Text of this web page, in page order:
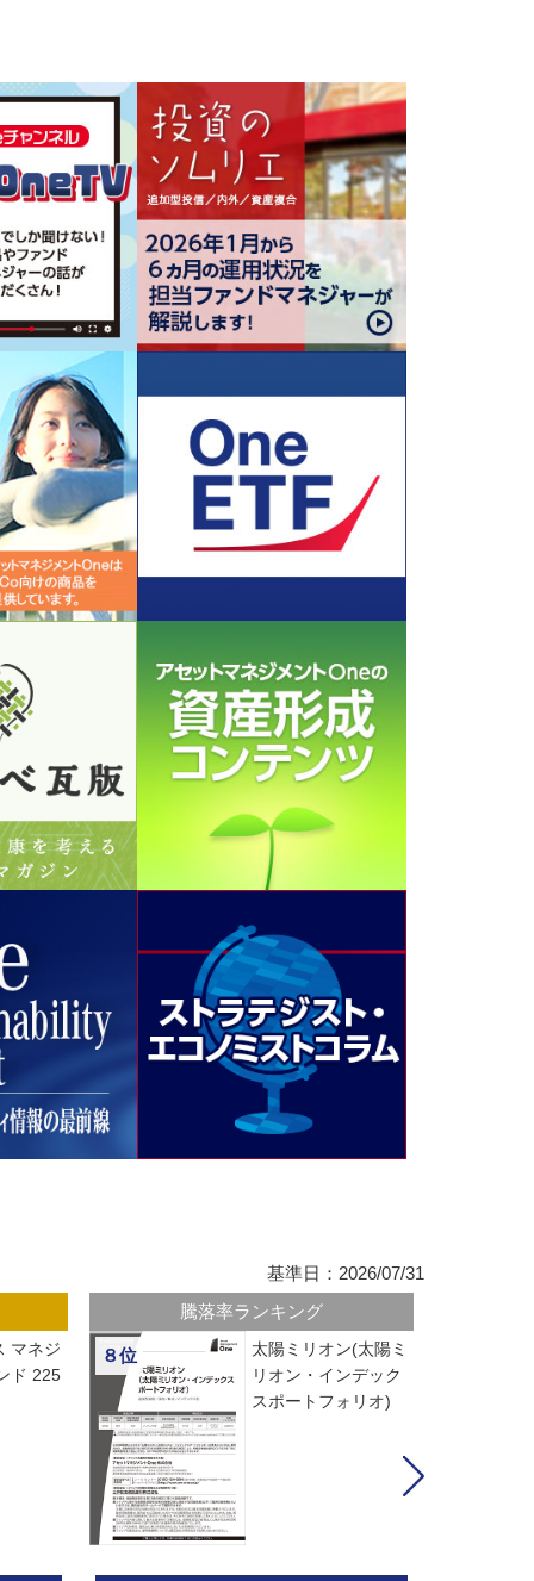
基準日：2026/07/31
マネジ
ド 225
騰落率ランキング
８位
太陽ミリオン(太陽ミ
リオン・インデック
スポートフォリオ)